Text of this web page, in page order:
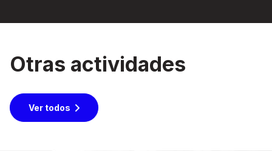
Otras actividades
Ver todos